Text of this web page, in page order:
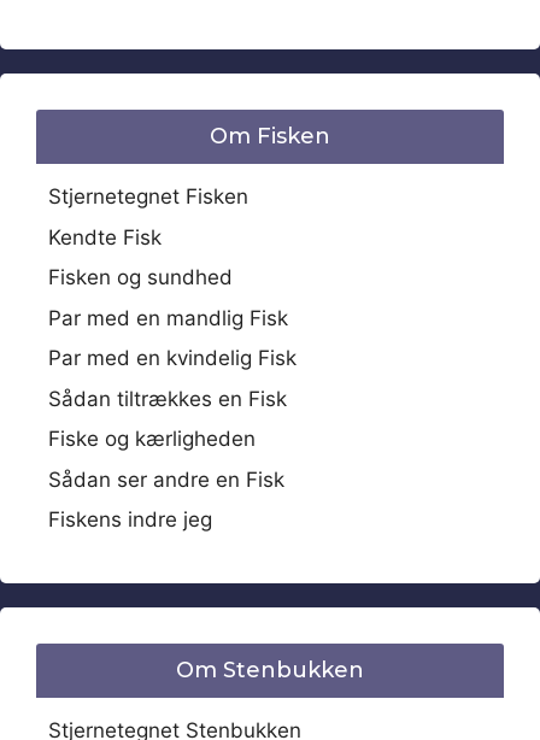
Om Fisken
Stjernetegnet Fisken
Kendte Fisk
Fisken og sundhed
Par med en mandlig Fisk
Par med en kvindelig Fisk
Sådan tiltrækkes en Fisk
Fiske og kærligheden
Sådan ser andre en Fisk
Fiskens indre jeg
Om Stenbukken
Stjernetegnet Stenbukken